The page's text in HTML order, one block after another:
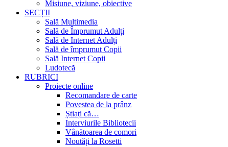
Misiune, viziune, obiective
SECȚII
Sală Multimedia
Sală de Împrumut Adulți
Sală de Internet Adulți
Sală de împrumut Copii
Sală Internet Copii
Ludotecă
RUBRICI
Proiecte online
Recomandare de carte
Povestea de la prânz
Știați că…
Interviurile Bibliotecii
Vânătoarea de comori
Noutăți la Rosetti